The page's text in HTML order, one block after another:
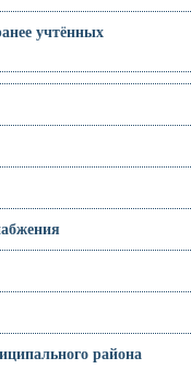
учтённых
района